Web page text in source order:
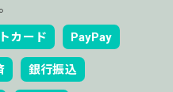
カード PayPay
銀行振込